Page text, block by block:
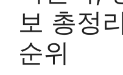
보 총정
순위